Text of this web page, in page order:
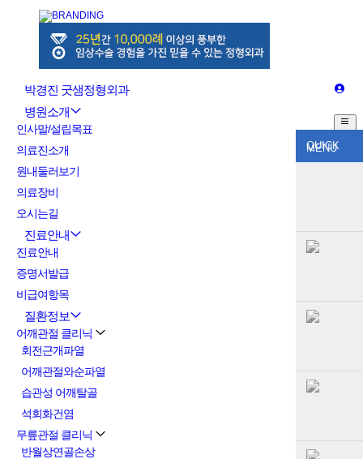
QUICK
MENU
박경진 굿샘정형외과
병원소개
인사말/설립목표
의료진소개
원내둘러보기
의료장비
오시는길
진료안내
진료안내
증명서발급
비급여항목
질환정보
어깨관절 클리닉
회전근개파열
어깨관절와순파열
습관성 어깨탈골
석회화건염
무릎관절 클리닉
반월상연골손상